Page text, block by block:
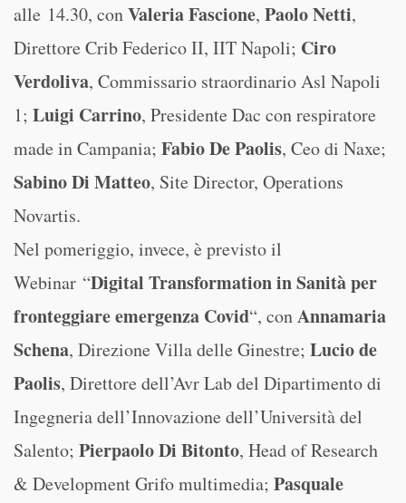
alle 14.30, conValeria Fascione, Paolo Netti,
Direttore Crib Federico II, IIT Napoli; Ciro
Verdoliva, Commissario straordinario Asl Napoli
1; Luigi Carrino, Presidente Dac con respiratore
made in Campania; Fabio De Paolis, Ceo di Naxe;
Sabino Di Matteo, Site Director, Operations
Novartis.
Nel pomeriggio, invece, è previsto il
Webinar “Digital Transformation in Sanità per
fronteggiare emergenza Covid“, conAnnamaria
Schena, Direzione Villa delle Ginestre; Lucio de
Paolis, Direttore dell’Avr Lab del Dipartimento di
Ingegneria dell’Innovazione dell’Università del
Salento; Pierpaolo Di Bitonto, Head of Research
& Development Grifo multimedia; Pasquale